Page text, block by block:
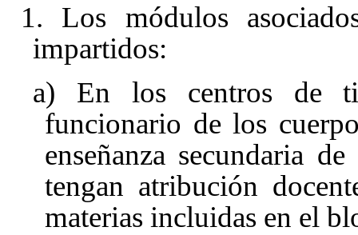
1. Los módulos
impartidos:
a) En los centros de
funcionario de los
enseñanza secundaria
tengan atribución
materias incluidas en el